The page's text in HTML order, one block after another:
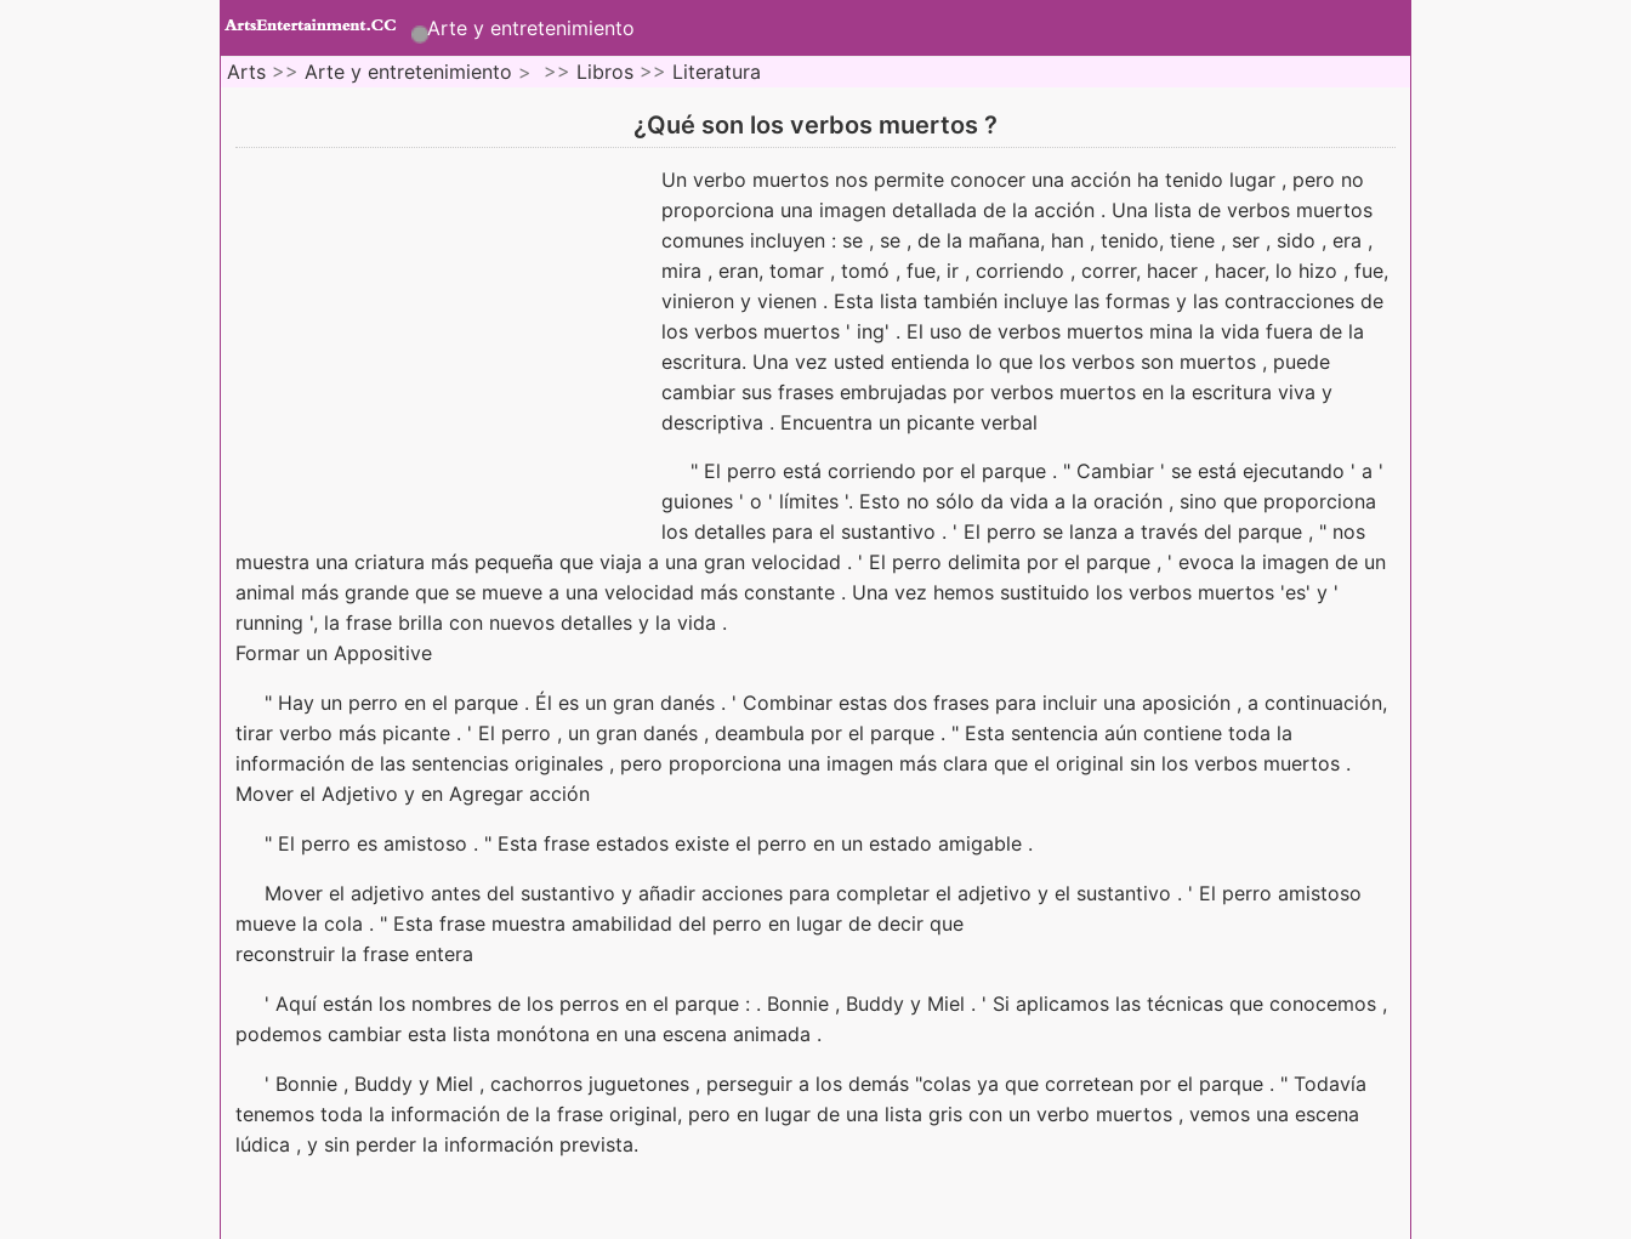
Arte y entretenimiento
Arts >> Arte y entretenimiento > >> Libros >> Literatura
¿Qué son los verbos muertos ?
Un verbo muertos nos permite conocer una acción ha tenido lugar , pero no
proporciona una imagen detallada de la acción . Una lista de verbos muertos
comunes incluyen : se , se , de la mañana, han , tenido, tiene , ser , sido , era ,
mira , eran, tomar , tomó , fue, ir , corriendo , correr, hacer , hacer, lo hizo , fue,
vinieron y vienen . Esta lista también incluye las formas y las contracciones de
los verbos muertos ' ing' . El uso de verbos muertos mina la vida fuera de la
escritura. Una vez usted entienda lo que los verbos son muertos , puede
cambiar sus frases embrujadas por verbos muertos en la escritura viva y
descriptiva . Encuentra un picante verbal
" El perro está corriendo por el parque . " Cambiar ' se está ejecutando ' a '
guiones ' o ' límites '. Esto no sólo da vida a la oración , sino que proporciona
los detalles para el sustantivo . ' El perro se lanza a través del parque , " nos
muestra una criatura más pequeña que viaja a una gran velocidad . ' El perro delimita por el parque , ' evoca la imagen de un
animal más grande que se mueve a una velocidad más constante . Una vez hemos sustituido los verbos muertos 'es' y '
running ', la frase brilla con nuevos detalles y la vida .
Formar un Appositive
" Hay un perro en el parque . Él es un gran danés . ' Combinar estas dos frases para incluir una aposición , a continuación,
tirar verbo más picante . ' El perro , un gran danés , deambula por el parque . " Esta sentencia aún contiene toda la
información de las sentencias originales , pero proporciona una imagen más clara que el original sin los verbos muertos .
Mover el Adjetivo y en Agregar acción
" El perro es amistoso . " Esta frase estados existe el perro en un estado amigable .
Mover el adjetivo antes del sustantivo y añadir acciones para completar el adjetivo y el sustantivo . ' El perro amistoso
mueve la cola . " Esta frase muestra amabilidad del perro en lugar de decir que
reconstruir la frase entera
' Aquí están los nombres de los perros en el parque : . Bonnie , Buddy y Miel . ' Si aplicamos las técnicas que conocemos ,
podemos cambiar esta lista monótona en una escena animada .
' Bonnie , Buddy y Miel , cachorros juguetones , perseguir a los demás "colas ya que corretean por el parque . " Todavía
tenemos toda la información de la frase original, pero en lugar de una lista gris con un verbo muertos , vemos una escena
lúdica , y sin perder la información prevista.